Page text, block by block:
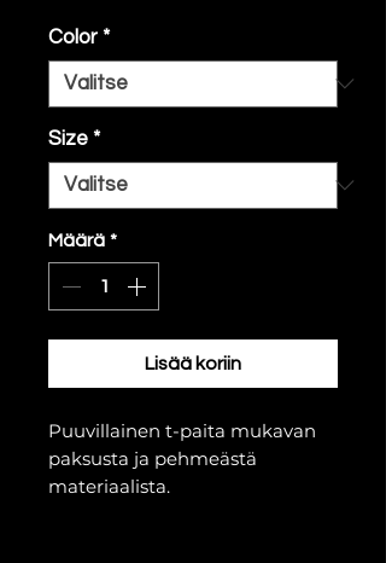
Color *
Size *
Määrä *
Lisää koriin
Puuvillainen t-paita mukavan
paksusta ja pehmeästä
materiaalista.